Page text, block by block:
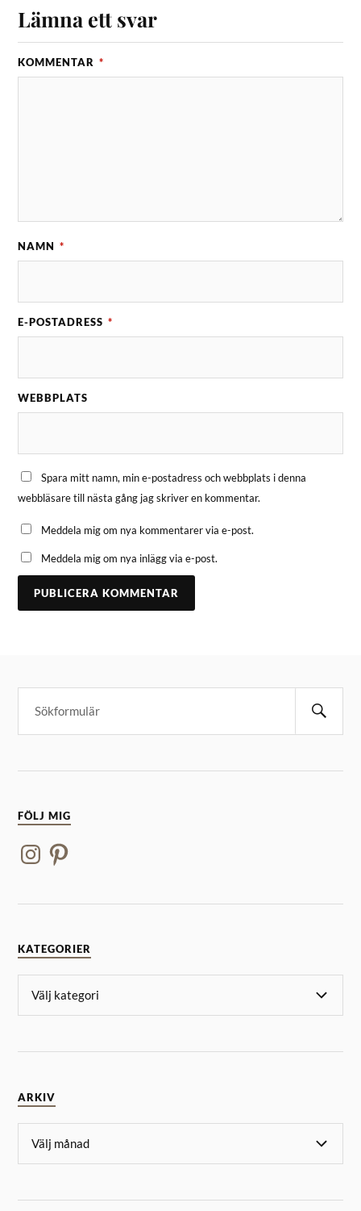
Lämna ett svar
KOMMENTAR *
NAMN *
E-POSTADRESS *
WEBBPLATS
Spara mitt namn, min e-postadress och webbplats i denna
webbläsare till nästa gång jag skriver en kommentar.
Meddela mig om nya kommentarer via e-post.
Meddela mig om nya inlägg via e-post.
FÖLJ MIG
KATEGORIER
ARKIV